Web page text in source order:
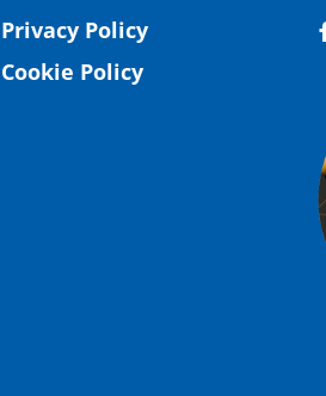
Privacy Policy
Cookie Policy